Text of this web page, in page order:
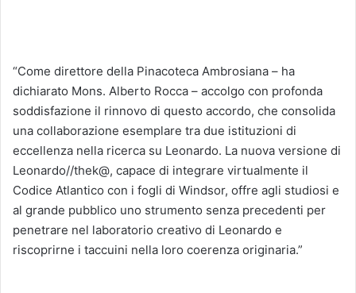
“Come direttore della Pinacoteca Ambrosiana – ha
dichiarato Mons. Alberto Rocca – accolgo con profonda
soddisfazione il rinnovo di questo accordo, che consolida
una collaborazione esemplare tra due istituzioni di
eccellenza nella ricerca su Leonardo. La nuova versione di
Leonardo//thek@, capace di integrare virtualmente il
Codice Atlantico con i fogli di Windsor, offre agli studiosi e
al grande pubblico uno strumento senza precedenti per
penetrare nel laboratorio creativo di Leonardo e
riscoprirne i taccuini nella loro coerenza originaria.”